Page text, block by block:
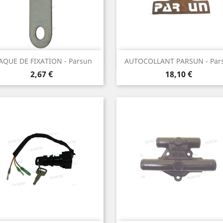
DE FIXATION - Parsun
Prix
2,67 €
 Aperçu rapide AUTOCOLLANT PARSUN -
Prix
18,10 €
Aperçu rapide